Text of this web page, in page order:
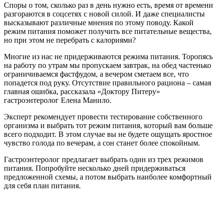
Споры о том, сколько раз в день нужно есть, время от времени
разгораются в соцсетях с новой силой. И даже специалисты
высказывают различные мнения по этому поводу. Какой
режим питания поможет получить все питательные вещества,
но при этом не перебрать с калориями?
Многие из нас не придерживаются режима питания. Торопясь
на работу по утрам мы пропускаем завтрак, на обед частенько
ограничиваемся фастфудом, а вечером сметаем все, что
попадется под руку. Отсутствие правильного рациона – самая
главная ошибка, рассказала «Доктору Питеру»
гастроэнтеролог Елена Манило.
Эксперт рекомендует провести тестирование собственного
организма и выбрать тот режим питания, который вам больше
всего подходит. В этом случае вы не будете ощущать яростное
чувство голода по вечерам, а сон станет более спокойным.
Гастроэнтеролог предлагает выбрать один из трех режимов
питания. Попробуйте несколько дней придерживаться
предложенной схемы, а потом выбрать наиболее комфортный
для себя план питания.